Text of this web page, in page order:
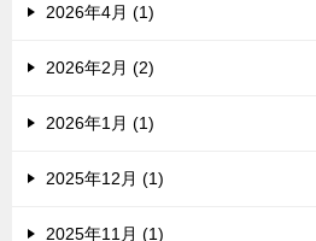
2026年4月 (1)
2026年2月 (2)
2026年1月 (1)
2025年12月 (1)
2025年11月 (1)